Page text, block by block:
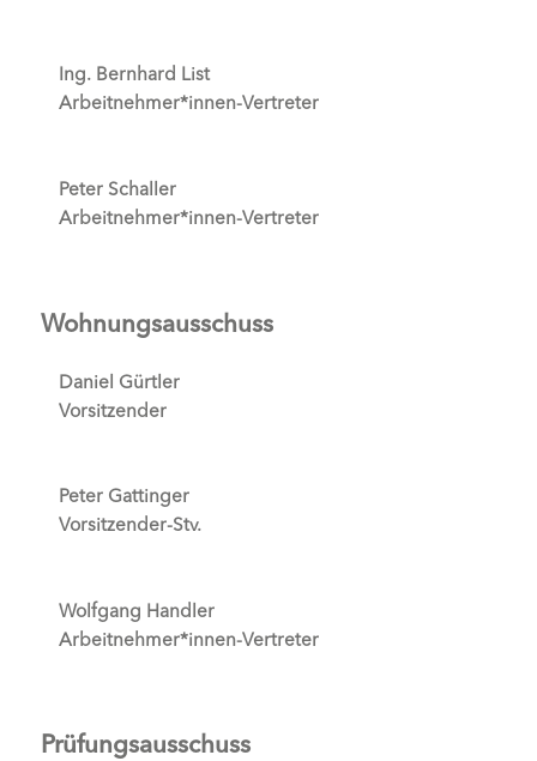
Ing. Bernhard List
Arbeitnehmer*innen-Vertreter
Peter Schaller
Arbeitnehmer*innen-Vertreter
Wohnungsausschuss
Daniel Gürtler
Vorsitzender
Peter Gattinger
Vorsitzender-Stv.
Wolfgang Handler
Arbeitnehmer*innen-Vertreter
Prüfungsausschuss